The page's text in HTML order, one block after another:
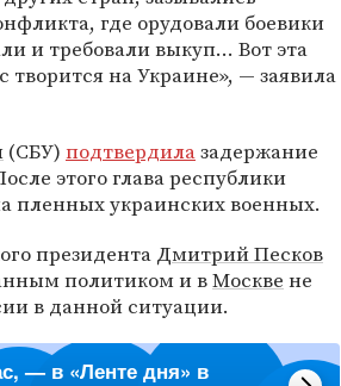
где орудовали боевики
и требовали выкуп... Вот эта
творится на Украине», — заявила
(СБУ) подтвердилазадержание
этого глава республики
пленных украинских военных.
президента Дмитрий Песков
политиком и вМоскве не
в данной ситуации.
— в «Ленте дня» в